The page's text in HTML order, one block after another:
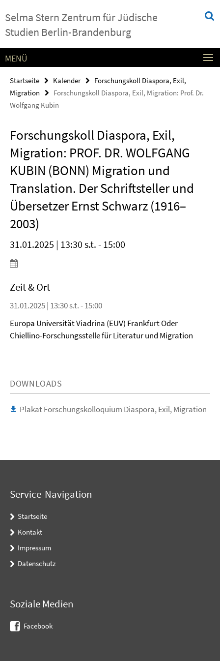
direkt
zu
Selma Stern Zentrum für Jüdische
Studien Berlin-Brandenburg
Service-
Navigation
MENÜ
Startseite Kalender
Forschungskoll Diaspora, Exil,
Migration
Forschungskoll Diaspora, Exil, Migration: Prof. Dr.
Wolfgang Kubin
Forschungskoll Diaspora, Exil,
Migration: PROF. DR. WOLFGANG
KUBIN (BONN) Migration und
Translation. Der Schriftsteller und
Übersetzer Ernst Schwarz (1916–
2003)
31.01.2025 | 13:30 s.t. - 15:00
Zeit & Ort
31.01.2025 | 13:30 s.t. - 15:00
Europa Universität Viadrina (EUV) Frankfurt Oder
Chiellino-Forschungsstelle für Literatur und Migration
DOWNLOADS
Plakat Forschungskolloquium Diaspora, Exil, Migration
Service-Navigation
Startseite
Kontakt
Impressum
Datenschutz
Soziale Medien
Facebook